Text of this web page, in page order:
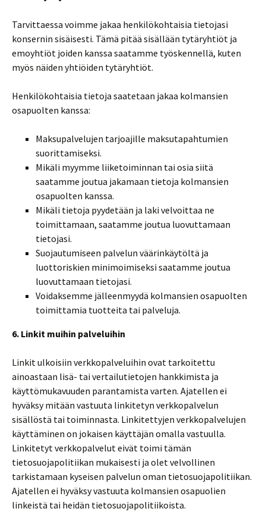
Tarvittaessa voimme jakaa henkilökohtaisia tietojasi
konsernin sisäisesti. Tämä pitää sisällään tytäryhtiöt ja
emoyhtiöt joiden kanssa saatamme työskennellä, kuten
myös näiden yhtiöiden tytäryhtiöt.
Henkilökohtaisia tietoja saatetaan jakaa kolmansien
osapuolten kanssa:
Maksupalvelujen tarjoajille maksutapahtumien
suorittamiseksi.
Mikäli myymme liiketoiminnan tai osia siitä
saatamme joutua jakamaan tietoja kolmansien
osapuolten kanssa.
Mikäli tietoja pyydetään ja laki velvoittaa ne
toimittamaan, saatamme joutua luovuttamaan
tietojasi.
Suojautumiseen palvelun väärinkäytöltä ja
luottoriskien minimoimiseksi saatamme joutua
luovuttamaan tietojasi.
Voidaksemme jälleenmyydä kolmansien osapuolten
toimittamia tuotteita tai palveluja.
6. Linkit muihin palveluihin
Linkit ulkoisiin verkkopalveluihin ovat tarkoitettu
ainoastaan lisä- tai vertailutietojen hankkimista ja
käyttömukavuuden parantamista varten. Ajatellen ei
hyväksy mitään vastuuta linkitetyn verkkopalvelun
sisällöstä tai toiminnasta. Linkitettyjen verkkopalvelujen
käyttäminen on jokaisen käyttäjän omalla vastuulla.
Linkitetyt verkkopalvelut eivät toimi tämän
tietosuojapolitiikan mukaisesti ja olet velvollinen
tarkistamaan kyseisen palvelun oman tietosuojapolitiikan.
Ajatellen ei hyväksy vastuuta kolmansien osapuolien
linkeistä tai heidän tietosuojapolitiikoista.